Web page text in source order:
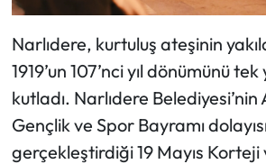
Narlıdere, kurtuluş ateşinin
1919’un 107’nci yıl dönümünü
kutladı. Narlıdere
Gençlik ve Spor Bayramı
gerçekleştirdiği 19 Mayıs Korteji